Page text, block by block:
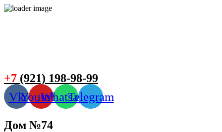
+7 (921) 198-98-99
VkYoutubeWhatsappTelegram
Дом №74